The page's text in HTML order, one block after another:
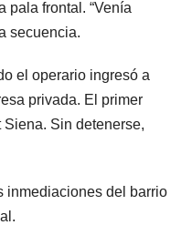
pala frontal. “Venía
secuencia.
el operario ingresó a
privada. El primer
Sin detenerse,
inmediaciones del barrio